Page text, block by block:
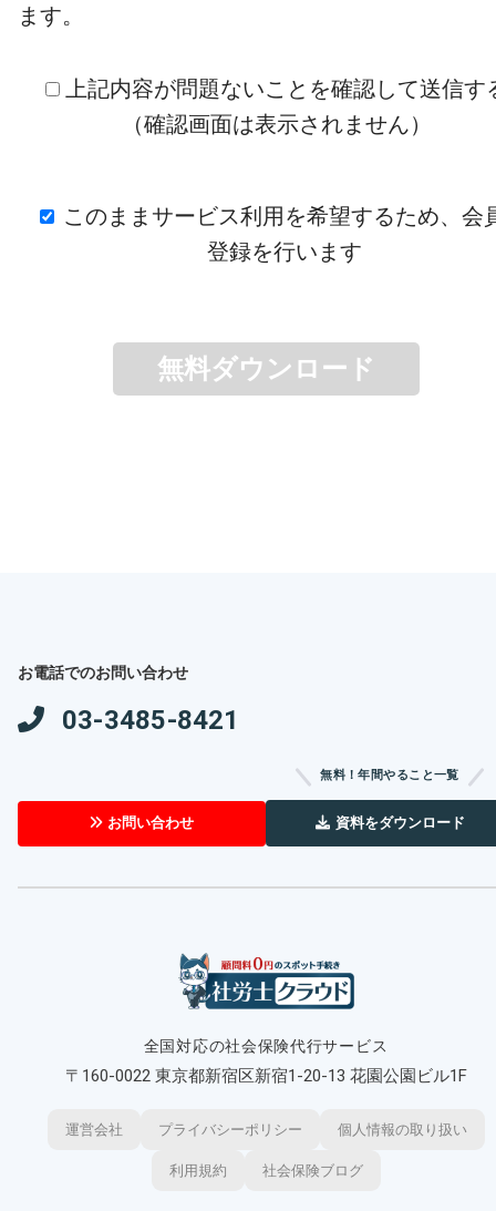
ます。
上記内容が問題ないことを確認して送信す
（確認画面は表示されません）
このままサービス利用を希望するため、会
登録を行います
お電話でのお問い合わせ
03-3485-8421
お問い合わせ
無料！年間やること一覧
資料をダウンロード
全国対応の社会保険代行サービス
〒160-0022 東京都新宿区新宿1-20-13 花園公園ビル1F
運営会社 プライバシーポリシー 個人情報の取り扱い
利用規約 社会保険ブログ